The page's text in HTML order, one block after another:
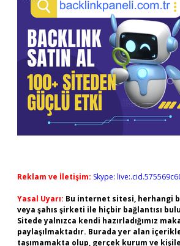
Reklam ve İletişim: Skype:
Yasal Uyarı: Bu internet sitesi, herhangi
veya şahıs şirketi ile hiçbir bağlantısı
Sitede yalnızca kendi hazırladığımız
paylaşılmaktadır. Burada yer alan
taşımamakta olup, gerçek kurum ve